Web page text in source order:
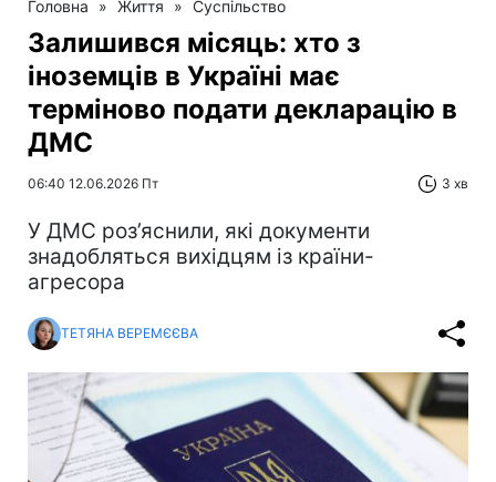
Головна » Життя » Суспільство
Залишився місяць: хто з
іноземців в Україні має
терміново подати декларацію в
ДМС
06:40 12.06.2026 Пт 3 хв
У ДМС роз’яснили, які документи
знадобляться вихідцям із країни-
агресора
ТЕТЯНА ВЕРЕМЄЄВА